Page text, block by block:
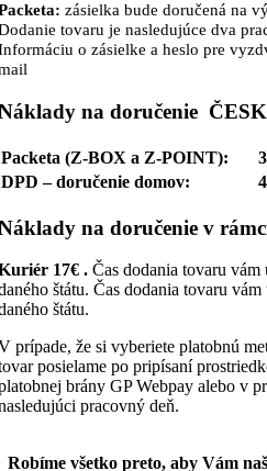
zásielka bude doručená na
tovaru je nasledujúce dva
o zásielke a heslo pre
na doručenie
Packeta (Z-BOX a Z-POINT):
DPD – doručenie domov:
na doručenie v
17€ . Čas dodania tovaru
štátu. Čas dodania tovaru
štátu.
prípade, že si vyberiete platobnú
posielame po pripísaní
brány GP Webpay alebo v
pracovný deň.
Robíme všetko preto, aby Vám